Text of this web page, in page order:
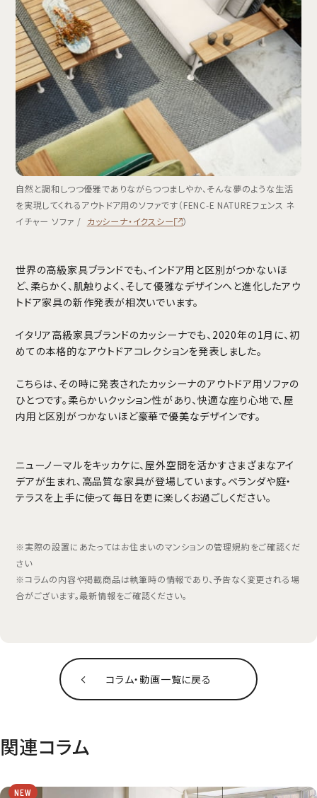
自然と調和しつつ優雅でありながらつつましやか、そんな夢のような生活
を実現してくれるアウトドア用のソファです（FENC-E NATUREフェンス ネ
イチャー ソファ / カッシーナ・イクスシー ）
世界の高級家具ブランドでも、インドア用と区別がつかないほ
ど、柔らかく、肌触りよく、そして優雅なデザインへと進化したアウ
トドア家具の新作発表が相次いでいます。
イタリア高級家具ブランドのカッシーナでも、2020年の1月に、初
めての本格的なアウトドアコレクションを発表しました。
こちらは、その時に発表されたカッシーナのアウトドア用ソファの
ひとつです。柔らかいクッション性があり、快適な座り心地で、屋
内用と区別がつかないほど豪華で優美なデザインです。
ニューノーマルをキッカケに、屋外空間を活かすさまざまなアイ
デアが生まれ、高品質な家具が登場しています。ベランダや庭・
テラスを上手に使って毎日を更に楽しくお過ごしください。
※実際の設置にあたってはお住まいのマンションの管理規約をご確認くだ
さい
※コラムの内容や掲載商品は執筆時の情報であり、予告なく変更される場
合がございます。最新情報をご確認ください。
コラム‧動画一覧に戻る
関連コラム
NEW